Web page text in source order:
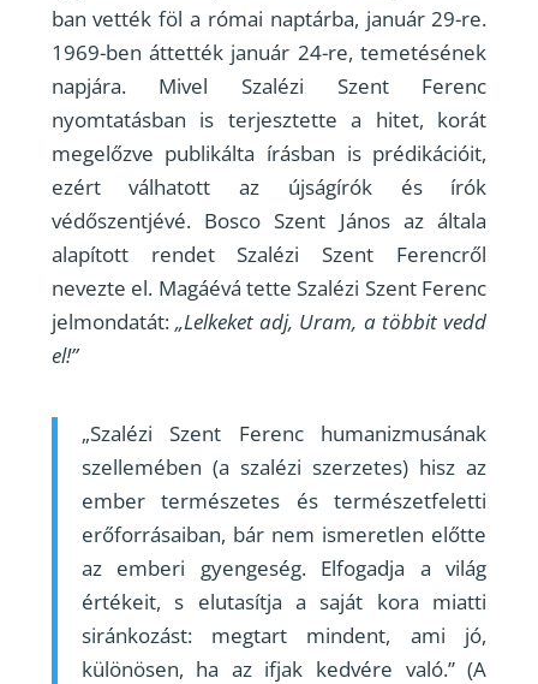
ban vették föl a római naptárba, január 29-re.
1969-ben áttették január 24-re, temetésének
napjára. Mivel Szalézi Szent Ferenc
nyomtatásban is terjesztette a hitet, korát
megelőzve publikálta írásban is prédikációit,
ezért válhatott az újságírók és írók
védőszentjévé. Bosco Szent János az általa
alapított rendet Szalézi Szent Ferencről
nevezte el. Magáévá tette Szalézi Szent Ferenc
jelmondatát: „Lelkeket adj, Uram, a többit vedd
el!”
„Szalézi Szent Ferenc humanizmusának
szellemében (a szalézi szerzetes) hisz az
ember természetes és természetfeletti
erőforrásaiban, bár nem ismeretlen előtte
az emberi gyengeség. Elfogadja a világ
értékeit, s elutasítja a saját kora miatti
siránkozást: megtart mindent, ami jó,
különösen, ha az ifjak kedvére való.” (A